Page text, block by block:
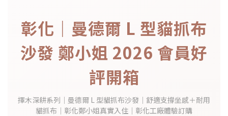
彰化｜曼德爾 L 型貓抓布
沙發 鄭小姐 2026 會員好
評開箱
擇木深耕系列｜曼德爾 L 型貓抓布沙發｜舒適支撐坐感＋耐用
貓抓布｜彰化鄭小姐真實入住｜彰化工廠體驗訂購